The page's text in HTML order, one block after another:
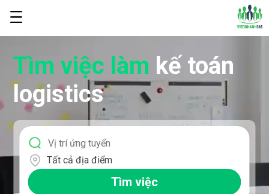
Tìm việc làm kế toán
logistics
Tất cả địa điểm
Tìm việc